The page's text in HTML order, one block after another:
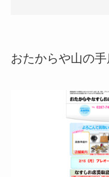
おたからや山の